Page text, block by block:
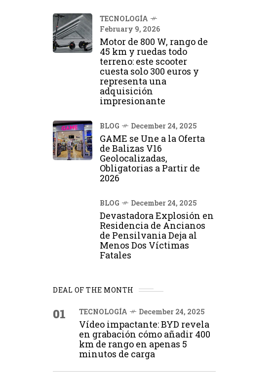
TECNOLOGÍA
February 9, 2026
Motor de 800 W, rango de
45 km y ruedas todo
terreno: este scooter
cuesta solo 300 euros y
representa una
adquisición
impresionante
BLOG December 24, 2025
GAME se Une a la Oferta
de Balizas V16
Geolocalizadas,
Obligatorias a Partir de
2026
BLOG December 24, 2025
Devastadora Explosión en
Residencia de Ancianos
de Pensilvania Deja al
Menos Dos Víctimas
Fatales
DEAL OF THE MONTH
01 TECNOLOGÍA December 24, 2025
Vídeo impactante: BYD revela
en grabación cómo añadir 400
km de rango en apenas 5
minutos de carga